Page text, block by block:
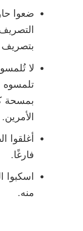
ضعوا
بتصريف
لا
تلمسوه
بمسحة
الأمرين.
أغلقوا
فارغًا.
منه.